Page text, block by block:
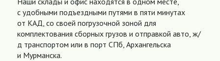
с удобными подъездными путями в пяти минутах
от КАД, со своей погрузочной зоной для
комплектования сборных грузов и отправкой авто, ж/
д транспортом или в порт СПб, Архангельска
и Мурманска.